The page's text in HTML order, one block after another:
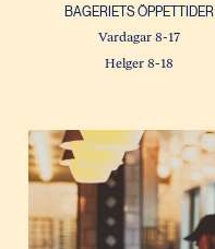
BAGERIETS ÖPPETTIDER
Vardagar 8-17
Helger 8-18